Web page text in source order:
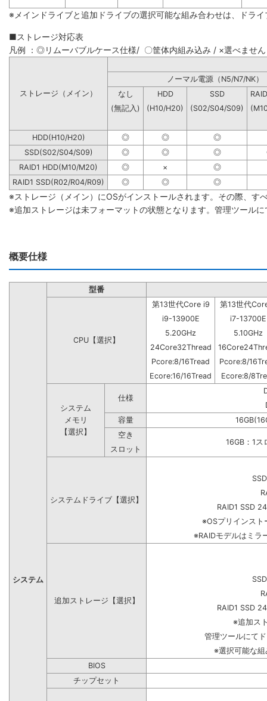
※メインドライブと追加ドライブの選択可能な組み合わせは、ドラ
■ストレージ対応表
凡例 ：◎リムーバブルケース仕様/ 〇筐体内組み込み / ×選べません
ノーマル電源（N5/
ストレージ（メイン）
なし HDD SSD
(無記入)
(H10/H20) (S02/S04/S09)
HDD(H10/H20) ◎ ◎
◎
SSD(S02/S04/S09)
◎ ◎ ◎
RAID1 HDD(M10/M20)
◎ ×
◎
RAID1 SSD(R02/R04/R09)
◎ ◎ ◎
※ストレージ（メイン）にOSがインストールされます。その際、す
※追加ストレージは未フォーマットの状態となります。管理ツール
概要仕様
システム
型番
CPU【選択】
第13世代Core i9
第13世代
i9-13900E
i7-13700E
5.20GHz
5.10GHz
24Core32Thread
Pcore:8/16Tread
Pcore:8/
Ecore:16/16Tread
Ecore:8/
システム
メモリ
【選択】
仕様
容量
空き
16GB：1
スロット
システムドライブ【選択】
RAID1 SSD
※OSプリインスト
※RAIDモデルはミラ
追加ストレージ【選択】
RAID1 SSD
※追加ス
管理ツールにて
※選択可能な
BIOS
チップセット